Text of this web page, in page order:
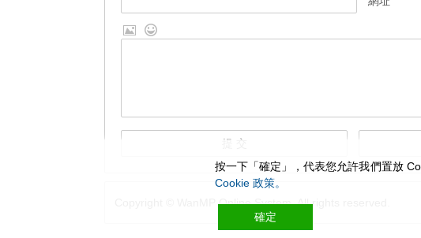
Copyright © WanMP Online System. All rights reserved.
按一下「確定」，代表您允許我們置放
Cookie 政策。
確定